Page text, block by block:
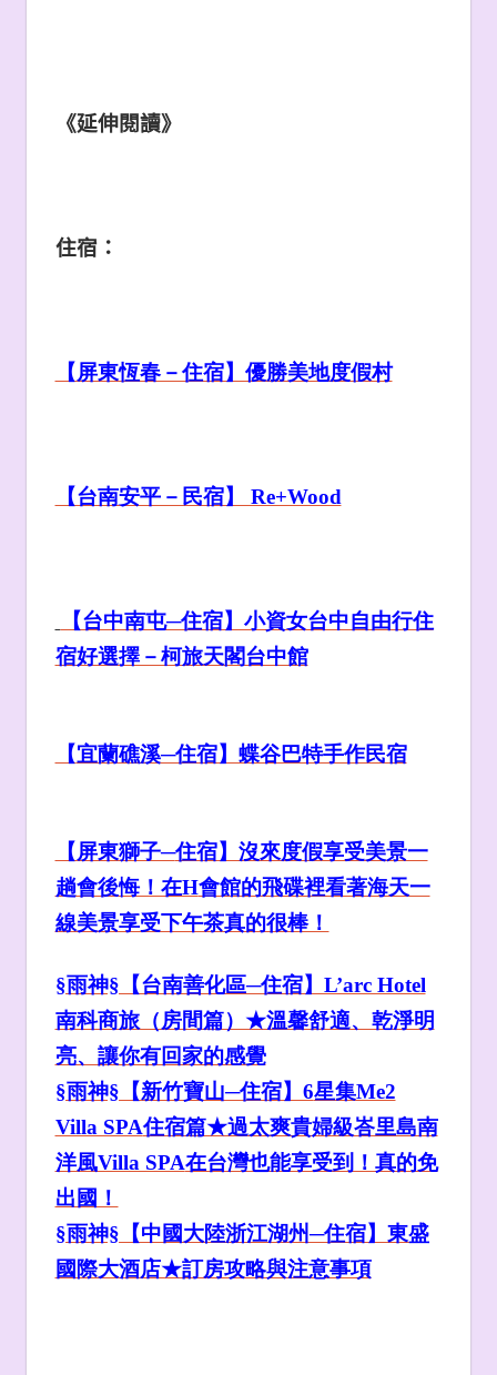
《延伸閱讀》
住宿：
【屏東恆春－住宿】優勝美地度假村
【台南安平－民宿】 Re+Wood
【台中南屯─住宿】小資女台中自由行住
宿好選擇－柯旅天閣台中館
【宜蘭礁溪─住宿】蝶谷巴特手作民宿
【屏東獅子─住宿】沒來度假享受美景一
趟會後悔！在H會館的飛碟裡看著海天一
線美景享受下午茶真的很棒！
§雨神§【台南善化區─住宿】L’arc Hotel
南科商旅（房間篇）★溫馨舒適、乾淨明
亮、讓你有回家的感覺
§雨神§【新竹寶山─住宿】6星集Me2
Villa SPA住宿篇★過太爽貴婦級峇里島南
洋風Villa SPA在台灣也能享受到！真的免
出國！
§雨神§【中國大陸浙江湖州─住宿】東盛
國際大酒店★訂房攻略與注意事項